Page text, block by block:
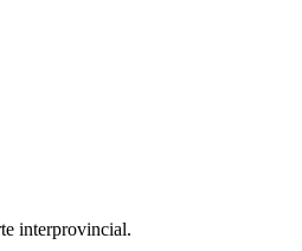
interprovincial.